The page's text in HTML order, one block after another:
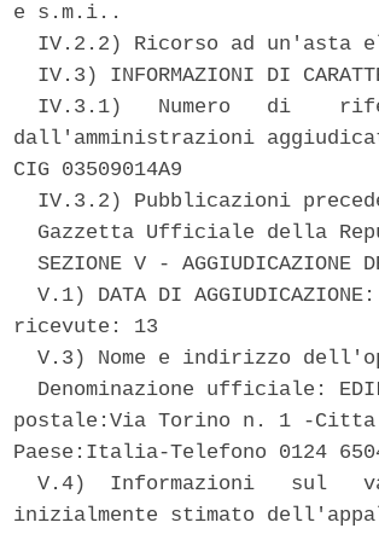
e s.m.i..
IV.2.2) Ricorso ad un'asta
IV.3) INFORMAZIONI DI
IV.3.1)   Numero   di
dall'amministrazioni
CIG 03509014A9
IV.3.2) Pubblicazioni
Gazzetta Ufficiale della
SEZIONE V - AGGIUDICAZIONE
V.1) DATA DI
ricevute: 13
V.3) Nome e indirizzo
Denominazione ufficiale:
postale:Via Torino n. 1 -
Paese:Italia-Telefono 0124
V.4)  Informazioni   sul
inizialmente stimato